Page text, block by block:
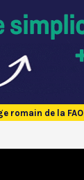
romain de la FAO